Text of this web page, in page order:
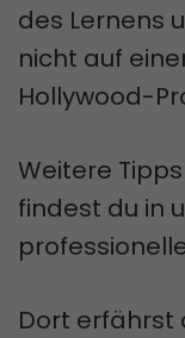
des Lernens
nicht auf
Hollywood-
Weitere
findest du in
Dort erfährst